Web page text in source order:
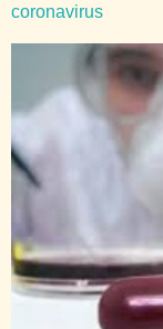
coronavirus